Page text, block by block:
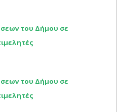
του Δήμου σε
του Δήμου σε